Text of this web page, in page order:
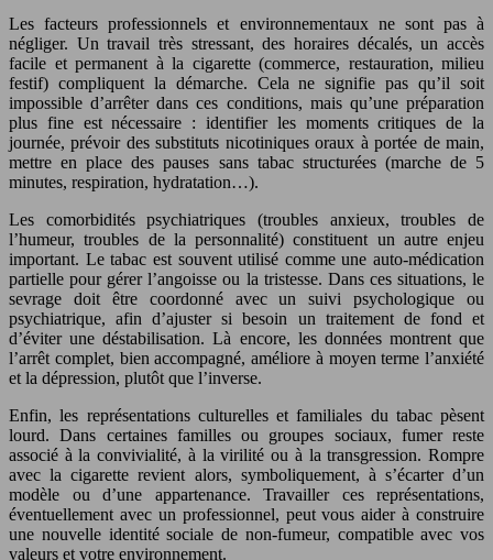
Les facteurs professionnels et environnementaux ne sont pas à
négliger. Un travail très stressant, des horaires décalés, un accès
facile et permanent à la cigarette (commerce, restauration, milieu
festif) compliquent la démarche. Cela ne signifie pas qu’il soit
impossible d’arrêter dans ces conditions, mais qu’une préparation
plus fine est nécessaire : identifier les moments critiques de la
journée, prévoir des substituts nicotiniques oraux à portée de main,
mettre en place des pauses sans tabac structurées (marche de 5
minutes, respiration, hydratation…).
Les comorbidités psychiatriques (troubles anxieux, troubles de
l’humeur, troubles de la personnalité) constituent un autre enjeu
important. Le tabac est souvent utilisé comme une auto-médication
partielle pour gérer l’angoisse ou la tristesse. Dans ces situations, le
sevrage doit être coordonné avec un suivi psychologique ou
psychiatrique, afin d’ajuster si besoin un traitement de fond et
d’éviter une déstabilisation. Là encore, les données montrent que
l’arrêt complet, bien accompagné, améliore à moyen terme l’anxiété
et la dépression, plutôt que l’inverse.
Enfin, les représentations culturelles et familiales du tabac pèsent
lourd. Dans certaines familles ou groupes sociaux, fumer reste
associé à la convivialité, à la virilité ou à la transgression. Rompre
avec la cigarette revient alors, symboliquement, à s’écarter d’un
modèle ou d’une appartenance. Travailler ces représentations,
éventuellement avec un professionnel, peut vous aider à construire
une nouvelle identité sociale de non-fumeur, compatible avec vos
valeurs et votre environnement.